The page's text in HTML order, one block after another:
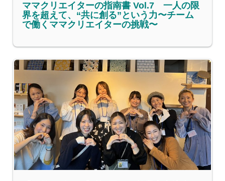
ママクリエイターの指南書 Vol.7 一人の限
界を超えて、“共に創る”という力〜チーム
で働くママクリエイターの挑戦〜